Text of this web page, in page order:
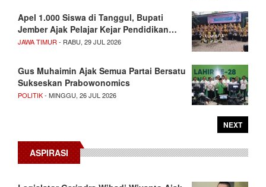
Apel 1.000 Siswa di Tanggul, Bupati
Jember Ajak Pelajar Kejar Pendidikan…
JAWA TIMUR - RABU, 29 JUL 2026
Gus Muhaimin Ajak Semua Partai Bersatu
Sukseskan Prabowonomics
POLITIK- MINGGU, 26 JUL 2026
NEXT
ASPIRASI